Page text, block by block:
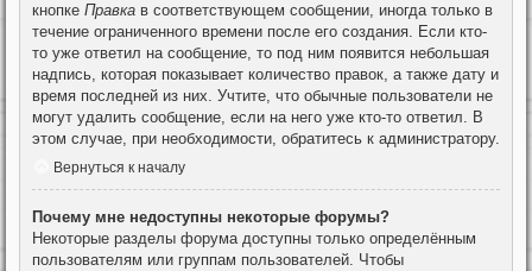
кнопке Правка в соответствующем сообщении, иногда только в
течение ограниченного времени после его создания. Если кто-
то уже ответил на сообщение, то под ним появится небольшая
надпись, которая показывает количество правок, а также дату и
время последней из них. Учтите, что обычные пользователи не
могут удалить сообщение, если на него уже кто-то ответил. В
этом случае, при необходимости, обратитесь к администратору.
Вернуться к началу
Почему мне недоступны некоторые форумы?
Некоторые разделы форума доступны только определённым
пользователям или группам пользователей. Чтобы